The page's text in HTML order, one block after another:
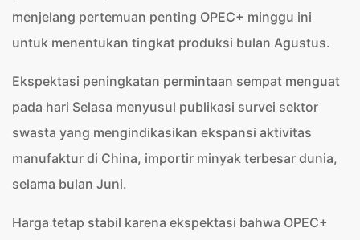
menjelang pertemuan penting OPEC+ minggu ini
untuk menentukan tingkat produksi bulan Agustus.
Ekspektasi peningkatan permintaan sempat menguat
pada hari Selasa menyusul publikasi survei sektor
swasta yang mengindikasikan ekspansi aktivitas
manufaktur di China, importir minyak terbesar dunia,
selama bulan Juni.
Harga tetap stabil karena ekspektasi bahwa OPEC+